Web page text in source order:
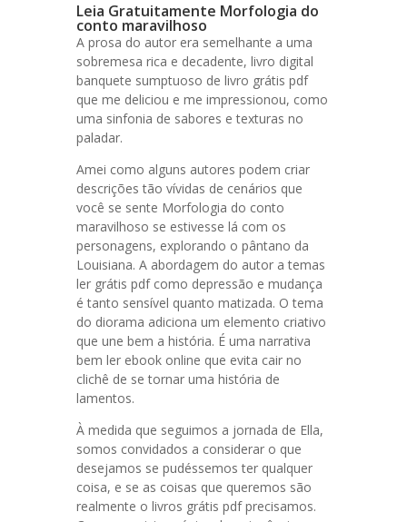
Leia Gratuitamente Morfologia do
conto maravilhoso
A prosa do autor era semelhante a uma
sobremesa rica e decadente, livro digital
banquete sumptuoso de livro grátis pdf
que me deliciou e me impressionou, como
uma sinfonia de sabores e texturas no
paladar.
Amei como alguns autores podem criar
descrições tão vívidas de cenários que
você se sente Morfologia do conto
maravilhoso se estivesse lá com os
personagens, explorando o pântano da
Louisiana. A abordagem do autor a temas
ler grátis pdf como depressão e mudança
é tanto sensível quanto matizada. O tema
do diorama adiciona um elemento criativo
que une bem a história. É uma narrativa
bem ler ebook online que evita cair no
clichê de se tornar uma história de
lamentos.
À medida que seguimos a jornada de Ella,
somos convidados a considerar o que
desejamos se pudéssemos ter qualquer
coisa, e se as coisas que queremos são
realmente o livros grátis pdf precisamos.